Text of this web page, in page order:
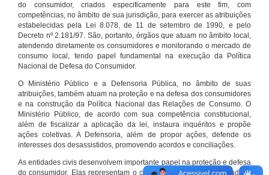
do consumidor, criados especificamente para este fim, com
competências, no âmbito de sua jurisdição, para exercer as atribuições
estabelecidas pela Lei 8.078, de 11 de setembro de 1990, e pelo
Decreto nº 2.181/97. São, portanto, órgãos que atuam no âmbito local,
atendendo diretamente os consumidores e monitorando o mercado de
consumo local, tendo papel fundamental na execução da Política
Nacional de Defesa do Consumidor.
O Ministério Público e a Defensoria Pública, no âmbito de suas
atribuições, também atuam na proteção e na defesa dos consumidores
e na construção da Política Nacional das Relações de Consumo. O
Ministério Público, de acordo com sua competência constitucional,
além de fiscalizar a aplicação da lei, instaura inquéritos e propõe
ações coletivas. A Defensoria, além de propor ações, defende os
interesses dos desassistidos, promovendo acordos e conciliações.
As entidades civis desenvolvem importante papel na proteção e defesa
do consumidor. Elas representam o conjunto organizado de cidadãos